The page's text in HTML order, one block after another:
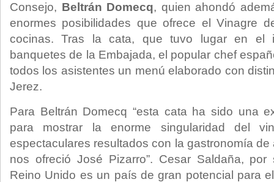
Consejo, Beltrán Domecq, quien ahondó
enormes posibilidades que ofrece el Vinagre
cocinas. Tras la cata, que tuvo lugar en el
banquetes de la Embajada, el popular chef
todos los asistentes un menú elaborado con
Jerez.
Para Beltrán Domecq “esta cata ha sido una
para mostrar la enorme singularidad del
espectaculares resultados con la gastronomía
nos ofreció José Pizarro”. Cesar Saldaña,
Reino Unido es un país de gran potencial para